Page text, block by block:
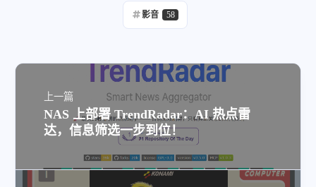
影音 58
上一篇
NAS 上部署 TrendRadar：AI 热点雷
达，信息筛选一步到位！